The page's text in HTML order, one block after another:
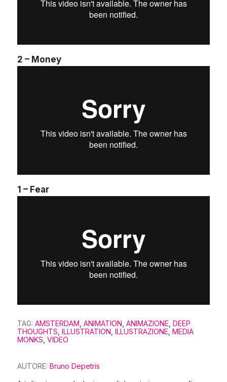
2 – Money
1 – Fear
TAG: AMSTERDAM, ANIMATION, ANIMAZIONE, DEEP
THOUGHTS, ILLUSTRATION, ILLUSTRAZIONE, MEDIA
MONKS, VIDEO
AUTORE: Bruno Depetris